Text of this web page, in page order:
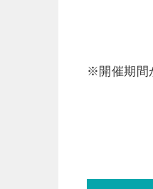
※開催期間